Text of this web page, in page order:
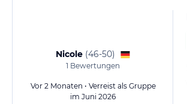
Nicole (46-50)
1 Bewertungen
Vor 2 Monaten • Verreist als Gruppe
im Juni 2026